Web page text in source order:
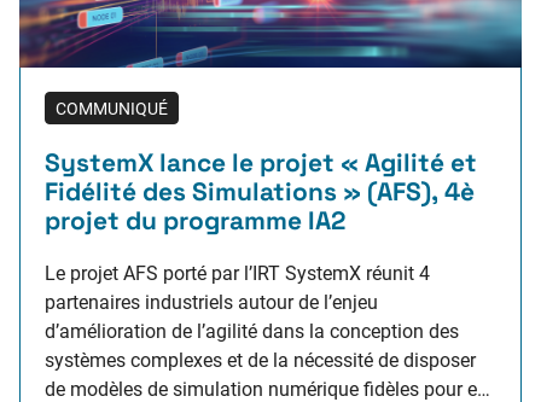
COMMUNIQUÉ
SystemX lance le projet « Agilité et
Fidélité des Simulations » (AFS), 4è
projet du programme IA2
Le projet AFS porté par l’IRT SystemX réunit 4
partenaires industriels autour de l’enjeu
d’amélioration de l’agilité dans la conception des
systèmes complexes et de la nécessité de disposer
de modèles de simulation numérique fidèles pour en